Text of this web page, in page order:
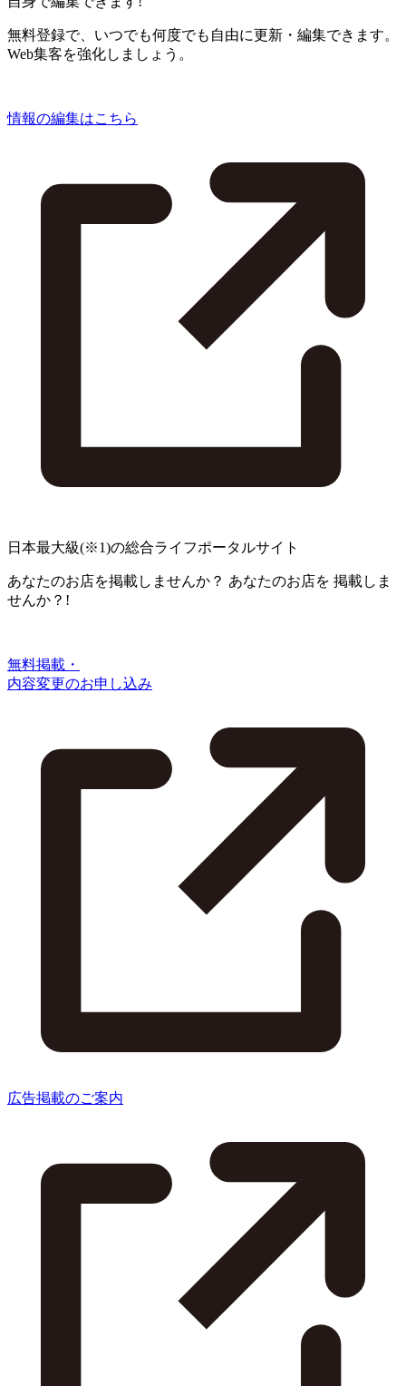
無料登録で、いつでも何度でも自由に更新・編集できます。
Web集客を強化しましょう。
情報の編集はこちら
日本最大級(※1)の総合ライフポータルサイト
あなたのお店を掲載しませんか？ あなたのお店を 掲載しま
せんか？!
無料掲載・
内容変更のお申し込み
広告掲載のご案内